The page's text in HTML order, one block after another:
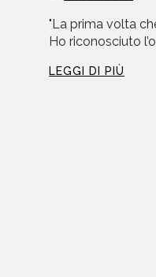
"La prima volta
Ho riconosciuto
LEGGI DI PIÙ